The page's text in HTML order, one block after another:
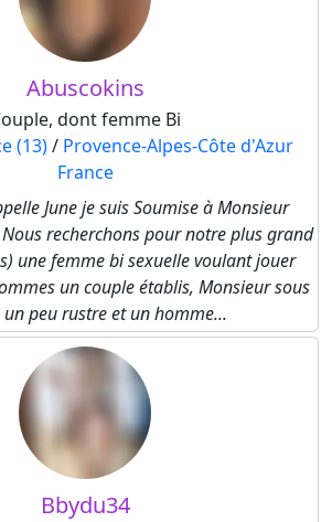
Abuscokins
dont femme Bi
(13)/ Provence-Alpes-Côte d'Azur
France
June je suis Soumise à Monsieur
recherchons pour notre plus grand
une femme bi sexuelle voulant jouer
un couple établis, Monsieur sous
un peu rustre et un homme...
Bbydu34